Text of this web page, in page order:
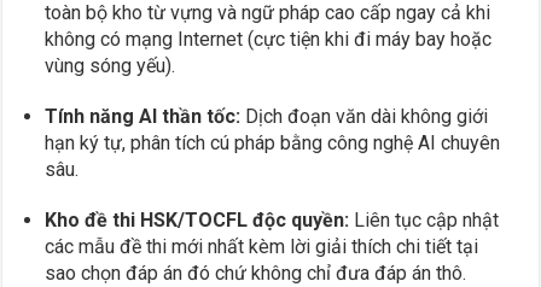
toàn bộ kho từ vựng và ngữ pháp cao cấp ngay cả khi
không có mạng Internet (cực tiện khi đi máy bay hoặc
vùng sóng yếu).
Tính năng AI thần tốc: Dịch đoạn văn dài không giới
hạn ký tự, phân tích cú pháp bằng công nghệ AI chuyên
sâu.
Kho đề thi HSK/TOCFL độc quyền: Liên tục cập nhật
các mẫu đề thi mới nhất kèm lời giải thích chi tiết tại
sao chọn đáp án đó chứ không chỉ đưa đáp án thô.